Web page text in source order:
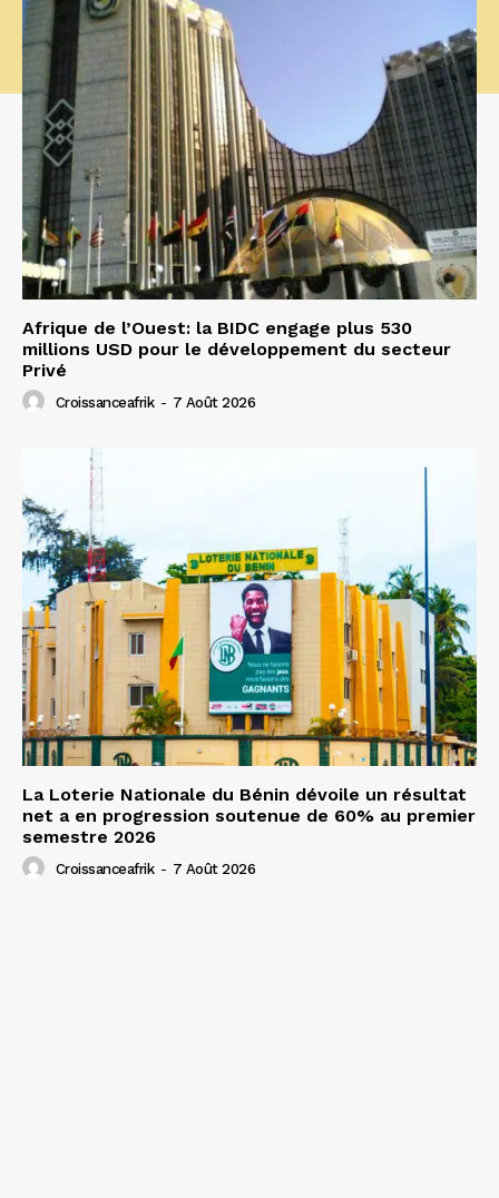
Afrique de l’Ouest: la BIDC engage plus 530
millions USD pour le développement du secteur
Privé
Croissanceafrik - 7 Août 2026
La Loterie Nationale du Bénin dévoile un résultat
net a en progression soutenue de 60% au premier
semestre 2026
Croissanceafrik - 7 Août 2026